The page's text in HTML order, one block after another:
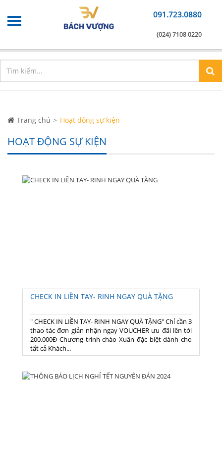
091.723.0880
(024) 7108 0220
Trang chủ Hoạt động sự kiện
HOẠT ĐỘNG SỰ KIỆN
CHECK IN LIỀN TAY- RINH NGAY QUÀ TẶNG
" CHECK IN LIỀN TAY- RINH NGAY QUÀ TẶNG" Chỉ cần 3
thao tác đơn giản nhận ngay VOUCHER ưu đãi lên tới
200.000Đ Chương trình chào Xuân đặc biệt dành cho
tất cả Khách...